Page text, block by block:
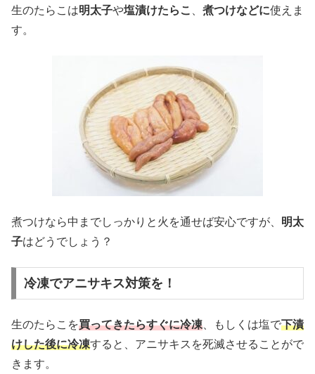
生のたらこは明太子や塩漬けたらこ 煮つけなどに使えま
す。
煮つけなら中までしっかりと火を通せば安心ですが、 明太
子はどうでしょう？
冷凍でアニサキス対策を！
生のたらこを買ってきたらすぐに冷凍 、もしくは塩で下漬
けした後に冷凍すると、アニサキスを死滅させることがで
きます。